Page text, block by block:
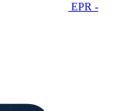
EPR -